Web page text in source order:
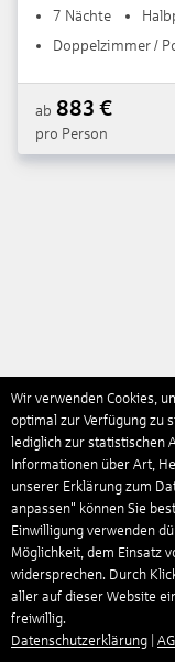
7 Nächte
Doppelzimmer /
ab 883 €
pro Person
Wir verwenden Cookies,
optimal zur Verfügung zu
lediglich zur statistischen
Informationen über Art,
unserer Erklärung zum
anpassen" können Sie
Einwilligung verwenden
Möglichkeit, dem Einsatz
widersprechen. Durch
aller auf dieser Website
freiwillig.
Datenschutzerklärung